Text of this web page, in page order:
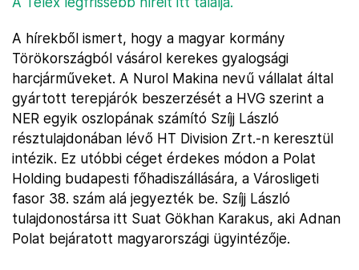
A hírekből ismert, hogy a magyar kormány
Törökországból vásárol kerekes gyalogsági
harcjárműveket. A Nurol Makina nevű vállalat által
gyártott terepjárók beszerzését a HVG szerint a
NER egyik oszlopának számító Szíjj László
résztulajdonában lévő HT Division Zrt.-n keresztül
intézik. Ez utóbbi céget érdekes módon a Polat
Holding budapesti főhadiszállására, a Városligeti
fasor 38. szám alá jegyezték be. Szíjj László
tulajdonostársa itt Suat Gökhan Karakus, aki Adnan
Polat bejáratott magyarországi ügyintézője.